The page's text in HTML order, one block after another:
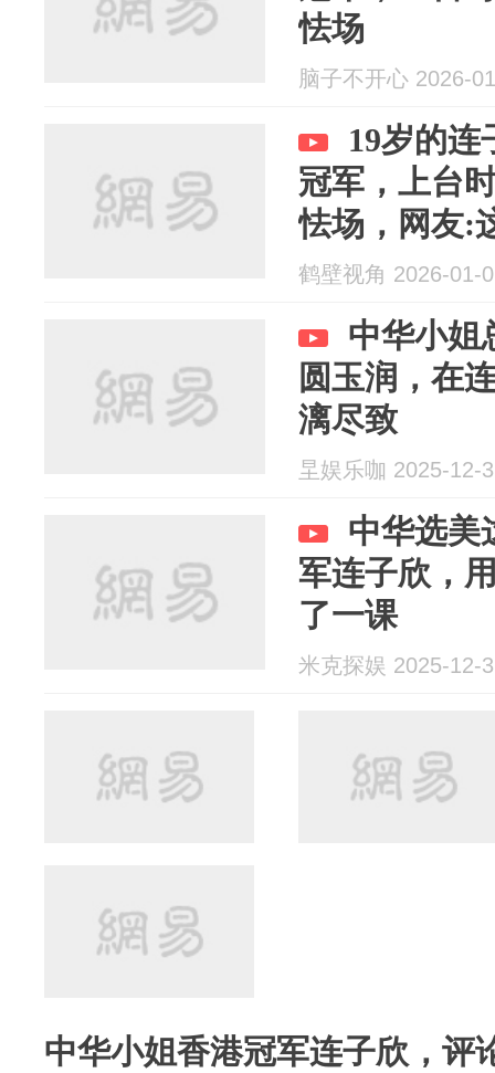
怯场
脑子不开心 2026-
19岁的连
冠军，上台
怯场，网友:
珠圆玉润的
鹤壁视角 2026-01-
中华小姐
圆玉润，在
漓尽致
圼娱乐咖 2025-12-
中华选美
军连子欣，
了一课
米克探娱 2025-12-
中华小姐香港冠军连子欣，评